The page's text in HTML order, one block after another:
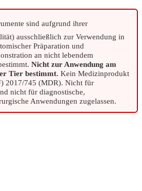
sind aufgrund ihrer
ausschließlich zur Verwendung in
Präparation und
an nicht lebendem
Nicht zur Anwendung am
Tier bestimmt. Kein Medizinprodukt
2017/745 (MDR). Nicht für
nicht für diagnostische,
Anwendungen zugelassen.